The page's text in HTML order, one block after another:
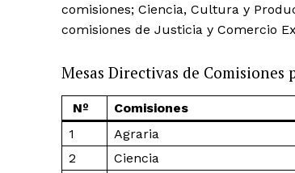
comisiones; Ciencia, Cultura y
comisiones de Justicia y Comercio
Mesas Directivas de Comisiones
Nº Comisiones
1
Agraria
2
Ciencia